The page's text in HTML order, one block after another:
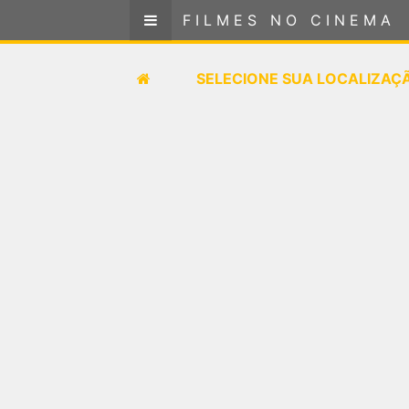
FILMES NO CINEMA
SELECIONE SUA
FILMES NO CINEMA
SELECIONE SUA LOCALIZAÇÃO